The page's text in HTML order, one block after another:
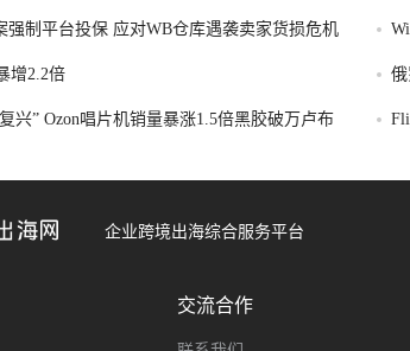
强制平台投保 应对WB仓库遇袭卖家货损危机
增2.2倍
兴” Ozon唱片机销量暴涨1.5倍黑胶破万卢布
企业跨境出海综合服务平台
交流合作